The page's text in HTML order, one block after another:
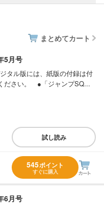
まとめてカート
5月号
タル版には、紙版の付録は付
ださい。 ●「ジャンプSQ...
試し読み
545ポイント
すぐに購入
6月号